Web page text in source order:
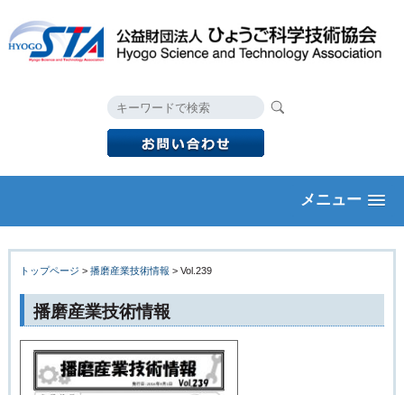
メニュー
トップページ > 播磨産業技術情報 > Vol.239
播磨産業技術情報